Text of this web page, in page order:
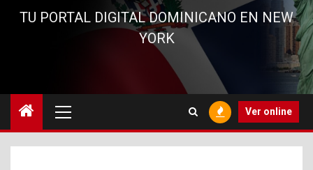
TU PORTAL DIGITAL DOMINICANO EN NEW
YORK
principal
Ver online